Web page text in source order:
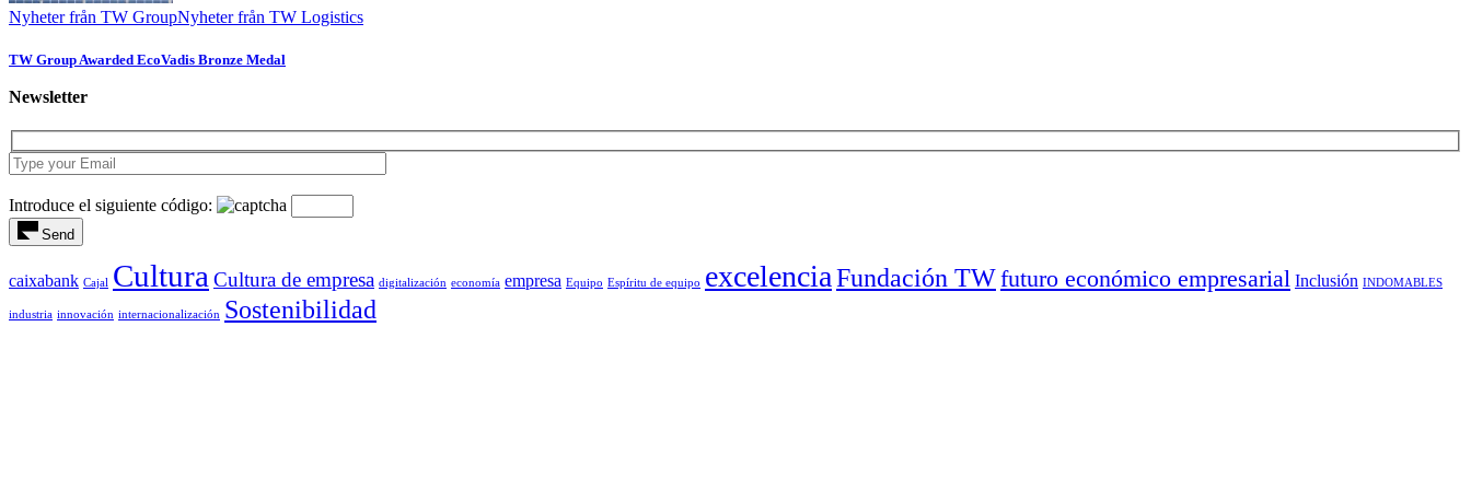
Nyheter från TW GroupNyheter från TW Logistics
TW Group Awarded EcoVadis Bronze Medal
Newsletter
Introduce el siguiente código:
Send
caixabank Cajal Cultura Cultura de empresa digitalización economía empresa Equipo Espíritu de equipo excelenciaFundación TWfuturo económico empresarial Inclusión INDOMABLES
industria innovación internacionalización Sostenibilidad